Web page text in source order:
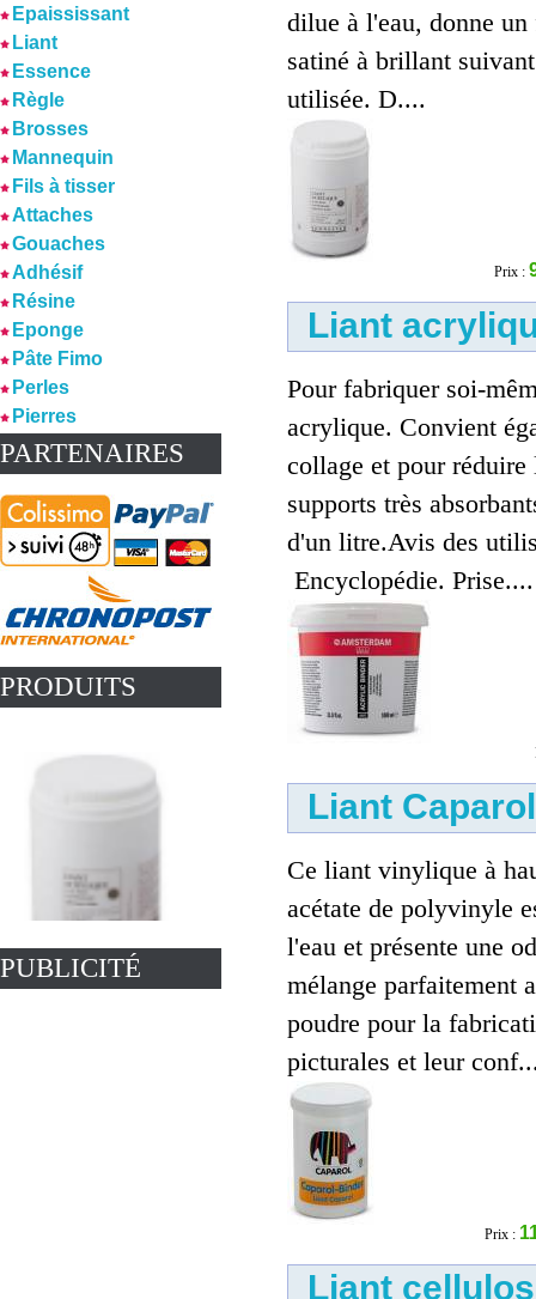
Epaississant
Liant
Essence
Règle
Brosses
Mannequin
Fils à tisser
Attaches
Gouaches
Adhésif
Résine
Eponge
Pâte Fimo
Perles
Pierres
PARTENAIRES
PRODUITS
PUBLICITÉ
dilue à l'eau, donne
satiné à brillant
utilisée. D....
Prix :
Liant
Pour fabriquer soi-
acrylique. Convient
collage et pour réduire
supports très
d'un litre.Avis des
Encyclopédie. Prise....
Liant Caparol
Ce liant vinylique à
acétate de polyvinyle
l'eau et présente une
mélange parfaitement
poudre pour la
picturales et leur
Prix :
Liant